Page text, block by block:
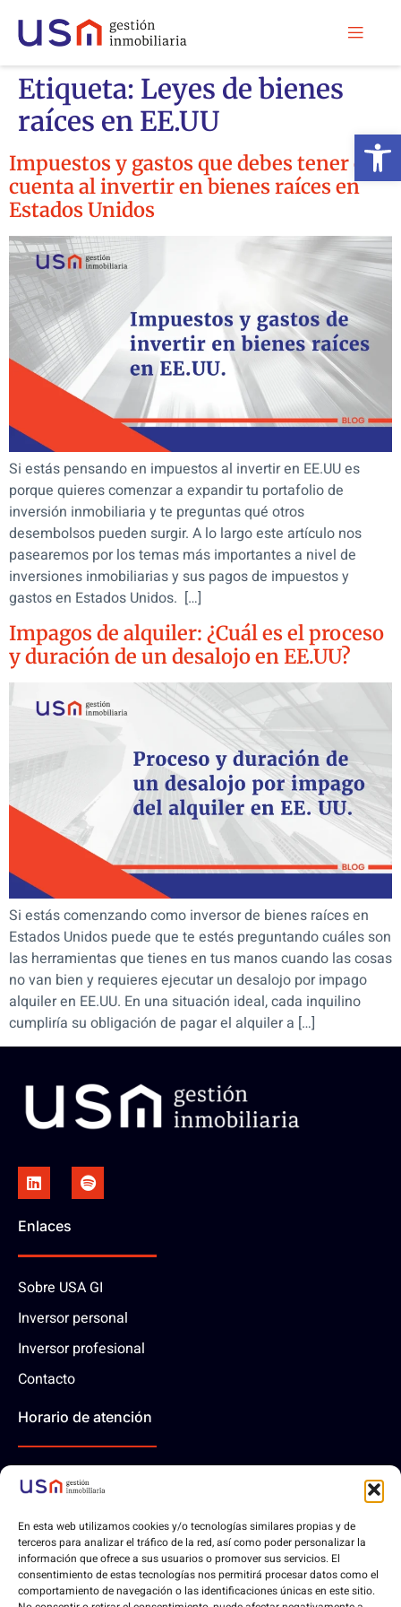
En esta web utilizamos cookies y/o tecnologías similares propias y de
terceros para analizar el tráfico de la red, así como poder personalizar la
información que ofrece a sus usuarios o promover sus servicios. El
consentimiento de estas tecnologías nos permitirá procesar datos como el
comportamiento de navegación o las identificaciones únicas en este sitio.
Abrir
Etiqueta: Leyes de bienes
raíces en EE.UU
Impuestos y gastos que debes tener en
cuenta al invertir en bienes raíces en
Estados Unidos
Si estás pensando en impuestos al invertir en EE.UU es
porque quieres comenzar a expandir tu portafolio de
inversión inmobiliaria y te preguntas qué otros
desembolsos pueden surgir. A lo largo este artículo nos
pasearemos por los temas más importantes a nivel de
inversiones inmobiliarias y sus pagos de impuestos y
gastos en Estados Unidos. […]
Impagos de alquiler: ¿Cuál es el proceso
y duración de un desalojo en EE.UU?
Si estás comenzando como inversor de bienes raíces en
Estados Unidos puede que te estés preguntando cuáles son
las herramientas que tienes en tus manos cuando las cosas
no van bien y requieres ejecutar un desalojo por impago
alquiler en EE.UU. En una situación ideal, cada inquilino
cumpliría su obligación de pagar el alquiler a […]
Enlaces
Sobre USA GI
Inversor personal
Inversor profesional
Contacto
Horario de atención
10:00 - 14:00 | Lunes-Viernes
Contáctanos